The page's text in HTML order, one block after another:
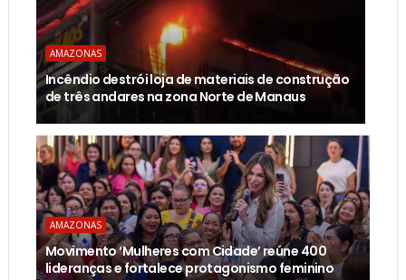
AMAZONAS
Incêndio destrói loja de materiais de construção
de três andares na zona Norte de Manaus
AMAZONAS
Movimento ‘Mulheres com Cidade’ reúne 400
lideranças e fortalece protagonismo feminino